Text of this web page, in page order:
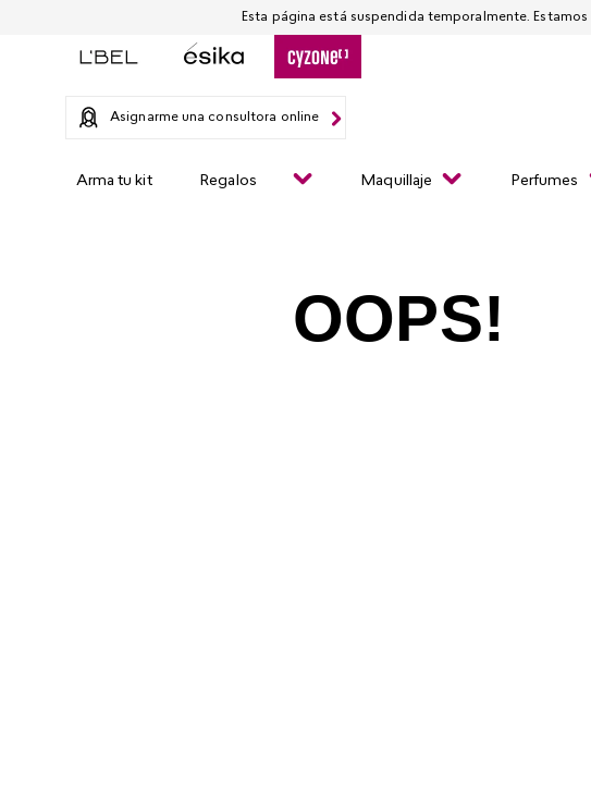
Asignarme una consultora online
Arma tu kit Regalos Maquillaje Perfumes
OOPS!